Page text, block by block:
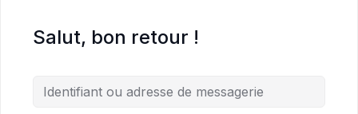
Salut, bon retour !